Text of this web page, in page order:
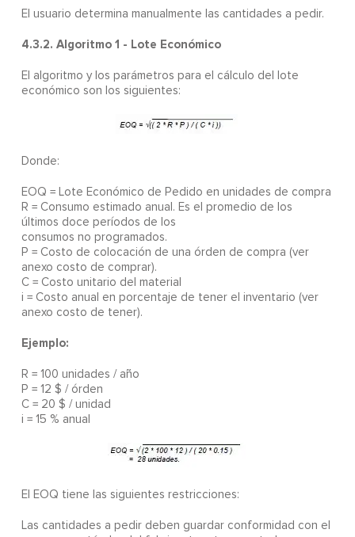
El usuario determina manualmente las cantidades a pedir.
4.3.2. Algoritmo 1 - Lote Económico
El algoritmo y los parámetros para el cálculo del lote
económico son los siguientes:
Donde:
EOQ = Lote Económico de Pedido en unidades de compra
R = Consumo estimado anual. Es el promedio de los
últimos doce períodos de los
consumos no programados.
P = Costo de colocación de una órden de compra (ver
anexo costo de comprar).
C = Costo unitario del material
i = Costo anual en porcentaje de tener el inventario (ver
anexo costo de tener).
Ejemplo:
R = 100 unidades / año
P = 12 $ / órden
C = 20 $ / unidad
i = 15 % anual
El EOQ tiene las siguientes restricciones:
Las cantidades a pedir deben guardar conformidad con el